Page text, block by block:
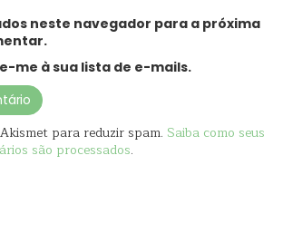
neste navegador para a próxima
me à sua lista de e-mails.
para reduzir spam. Saiba como seus
são processados.